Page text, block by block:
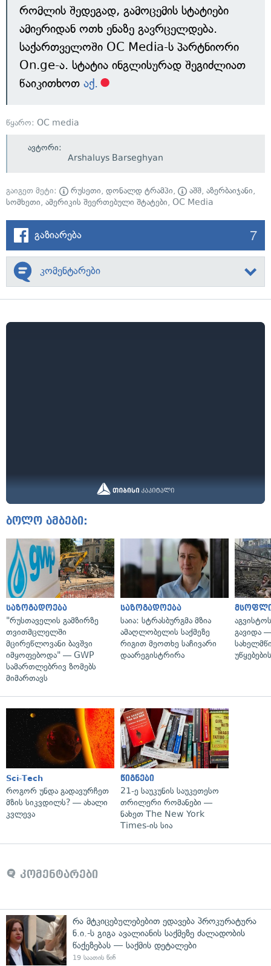
რომლის შედეგად, გამოცემის სტატიები
ამიერიდან ოთხ ენაზე გავრცელდება.
საქართველოში OC Media-ს პარტნიორი
On.ge-ა. სტატია ინგლისურად შეგიძლიათ
წაიკითხოთ აქ.
წყარო: OC media
ავტორი:
Arshaluys Barseghyan
გაიგეთ მეტი: რუსეთი, დონალდ ტრამპი, აშშ, აზერბაიჯანი,
სომხეთი, ამერიკის შეერთებული შტატები, OC Media
გაზიარება 7
კომენტარები
ბოლო ამბები:
საზოგადოება
"რუსთაველის გამზირზე
თვითმცლელში
მცირეწლოვანი ბავშვი
იმყოფებოდა" — GWP
სამართლებრივ ზომებს
მიმართავს
საზოგადოება
საია: სტრასბურგმა მზია
ამაღლობელის საქმეზე
რიგით მეოთხე საჩივარი
დაარეგისტრირა
გავიდა
Sci-Tech
როგორ უნდა გადავურჩეთ
მზის სიკვდილს? — ახალი
კვლევა
წიგნები
21-ე საუკუნის საუკეთესო
თრილერი რომანები —
ნახეთ The New York
Times-ის სია
კომენტარები
რა მტკიცებულებებით ედავება პროკურატურა
ნ.ი.-ს გიგა ავალიანის საქმეზე ძალადობის
წაქეზებას — საქმის დეტალები
19 საათის წინ